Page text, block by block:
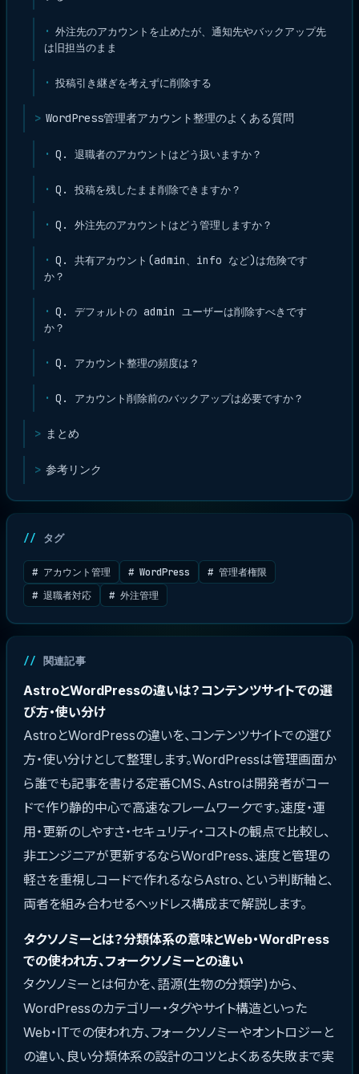
外注先のアカウントを止めたが、通知先やバックアップ先
は旧担当のまま
投稿引き継ぎを考えずに削除する
WordPress管理者アカウント整理のよくある質問
Q. 退職者のアカウントはどう扱いますか？
Q. 投稿を残したまま削除できますか？
Q. 外注先のアカウントはどう管理しますか？
Q. 共有アカウント(admin、info など)は危険です
か？
Q. デフォルトの admin ユーザーは削除すべきです
か？
Q. アカウント整理の頻度は？
Q. アカウント削除前のバックアップは必要ですか？
まとめ
参考リンク
タグ
# アカウント管理 # WordPress
# 管理者権限
# 退職者対応
# 外注管理
関連記事
AstroとWordPressの違いは？コンテンツサイトでの選
び方・使い分け
AstroとWordPressの違いを、コンテンツサイトでの選び
方・使い分けとして整理します。WordPressは管理画面か
ら誰でも記事を書ける定番CMS、Astroは開発者がコー
ドで作り静的中心で高速なフレームワークです。速度・運
用・更新のしやすさ・セキュリティ・コストの観点で比較し、
非エンジニアが更新するならWordPress、速度と管理の
軽さを重視しコードで作れるならAstro、という判断軸と、
両者を組み合わせるヘッドレス構成まで解説します。
タクソノミーとは？分類体系の意味とWeb・WordPress
での使われ方、フォークソノミーとの違い
タクソノミーとは何かを、語源(生物の分類学)から、
WordPressのカテゴリー・タグやサイト構造といった
Web・ITでの使われ方、フォークソノミーやオントロジーと
の違い、良い分類体系の設計のコツとよくある失敗まで実